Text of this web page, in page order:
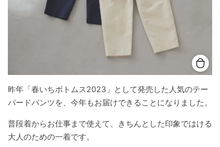
昨年「春いちボトムス2023」として発売した人気のテー
パードパンツを、今年もお届けできることになりました。
普段着からお仕事まで使えて、きちんとした印象ではける
大人のための一着です。